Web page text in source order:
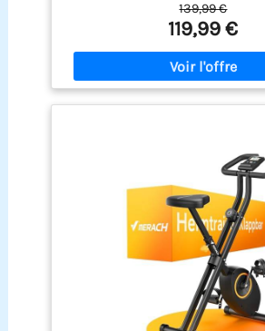
résistance magnétique. Ajustez
l’intensité de votre entraînement
concentrer pleinement sur votre
sans interruptions. [Design
réglable] : Ce Velo d Appartement
d’un siège réglable en 4 niveaux,
utilisateurs de différentes tailles.
sur les genoux. Deux positions
offrent des intensités différentes.
design pliable, il est peu
pour les petits espaces. [Écran
Suivez vos progrès grâce à l’écran
Fitness Magnétique Pliable
électronique montre des
tels que le temps, la distance, la
calories. Avec le support intégré
vous pouvez diffuser vos vidéos
préférées ou accéder à des
139,99 €
119,99 €